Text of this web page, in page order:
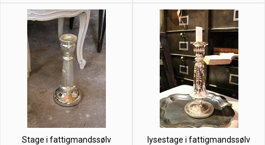
Stage i fattigmandssølv
lysestage i fattigmandssølv